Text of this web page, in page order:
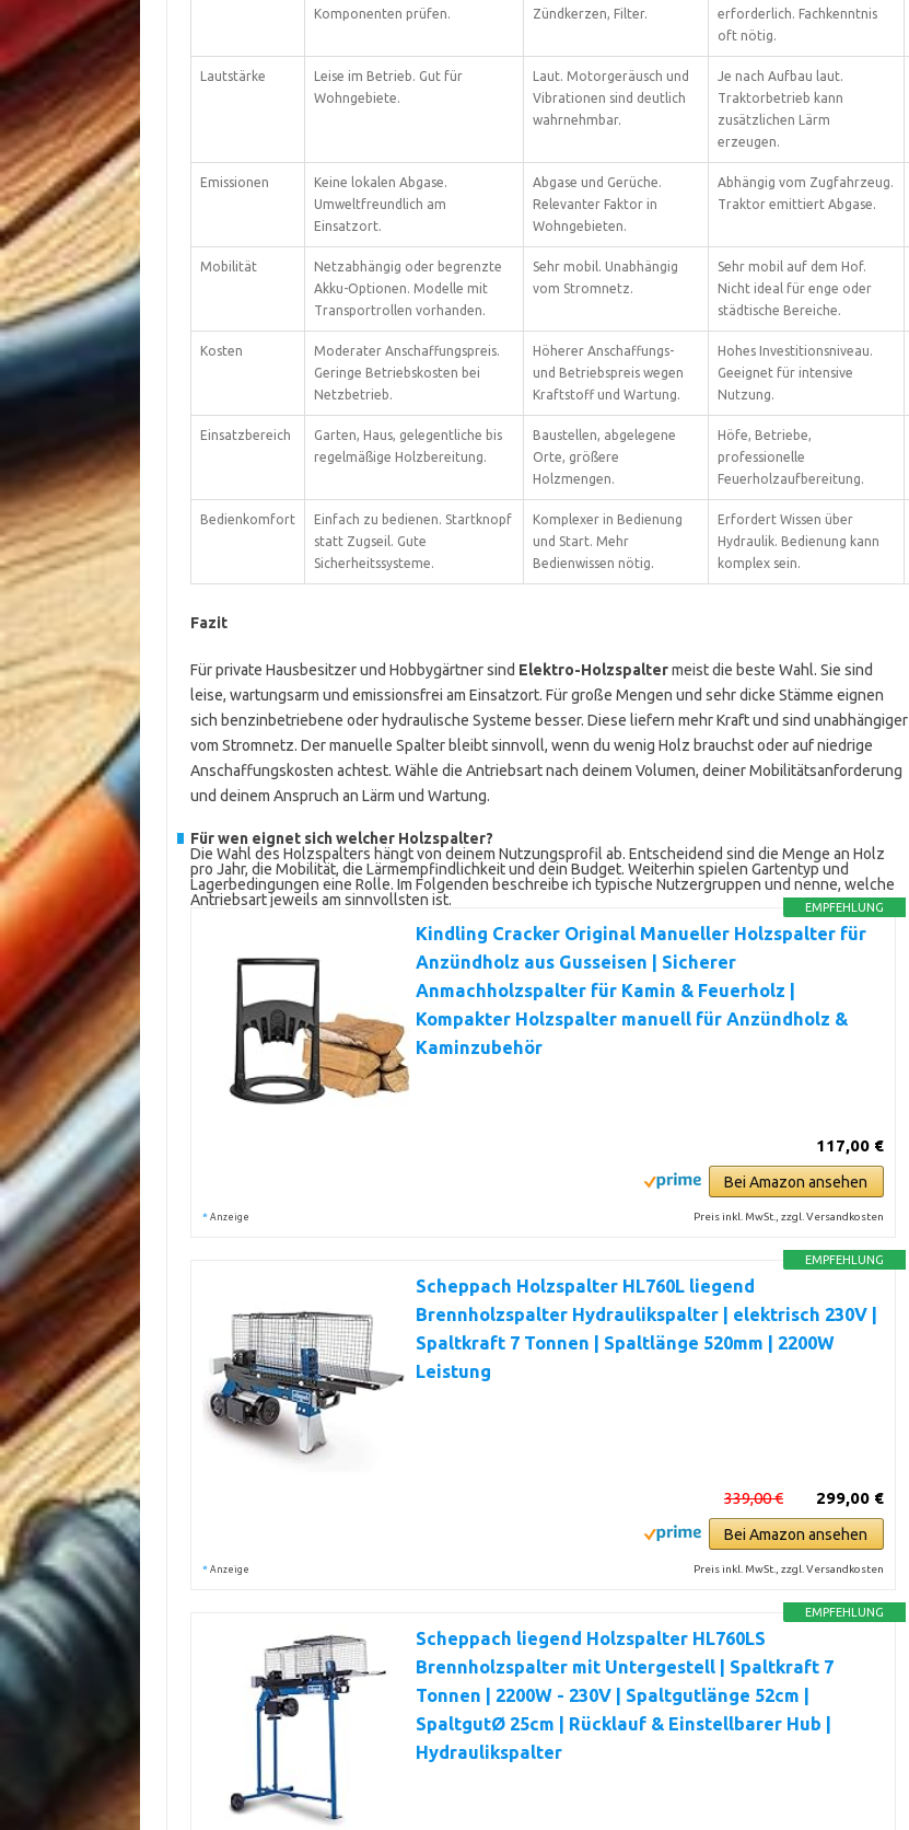
Komponenten prüfen.
Zündkerzen, Filter.
erforderlich. Fachkenntnis
oft nötig.
Lautstärke
Leise im Betrieb. Gut für
Wohngebiete.
Laut. Motorgeräusch und
Vibrationen sind deutlich
wahrnehmbar.
Je nach Aufbau laut.
Traktorbetrieb kann
zusätzlichen Lärm
erzeugen.
Emissionen
Keine lokalen Abgase.
Umweltfreundlich am
Einsatzort.
Abgase und Gerüche.
Relevanter Faktor in
Wohngebieten.
Abhängig vom Zugfahrzeug.
Traktor emittiert Abgase.
Mobilität
Netzabhängig oder begrenzte
Akku-Optionen. Modelle mit
Transportrollen vorhanden.
Sehr mobil. Unabhängig
vom Stromnetz.
Sehr mobil auf dem Hof.
Nicht ideal für enge oder
städtische Bereiche.
Kosten
Moderater Anschaffungspreis.
Geringe Betriebskosten bei
Netzbetrieb.
Höherer Anschaffungs-
und Betriebspreis wegen
Kraftstoff und Wartung.
Hohes Investitionsniveau.
Geeignet für intensive
Nutzung.
Einsatzbereich
Garten, Haus, gelegentliche bis
regelmäßige Holzbereitung.
Baustellen, abgelegene
Orte, größere
Holzmengen.
Höfe, Betriebe,
professionelle
Feuerholzaufbereitung.
Bedienkomfort
Einfach zu bedienen. Startknopf
statt Zugseil. Gute
Sicherheitssysteme.
Komplexer in Bedienung
und Start. Mehr
Bedienwissen nötig.
Erfordert Wissen über
Hydraulik. Bedienung kann
komplex sein.
Fazit
Für private Hausbesitzer und Hobbygärtner sind Elektro-Holzspaltermeist die beste Wahl. Sie sind
leise, wartungsarm und emissionsfrei am Einsatzort. Für große Mengen und sehr dicke Stämme eignen
sich benzinbetriebene oder hydraulische Systeme besser. Diese liefern mehr Kraft und sind unabhängiger
vom Stromnetz. Der manuelle Spalter bleibt sinnvoll, wenn du wenig Holz brauchst oder auf niedrige
Anschaffungskosten achtest. Wähle die Antriebsart nach deinem Volumen, deiner Mobilitätsanforderung
und deinem Anspruch an Lärm und Wartung.
Für wen eignet sich welcher Holzspalter?
Die Wahl des Holzspalters hängt von deinem Nutzungsprofil ab. Entscheidend sind die Menge an Holz
pro Jahr, die Mobilität, die Lärmempfindlichkeit und dein Budget. Weiterhin spielen Gartentyp und
Lagerbedingungen eine Rolle. Im Folgenden beschreibe ich typische Nutzergruppen und nenne, welche
Antriebsart jeweils am sinnvollsten ist.
EMPFEHLUNG
Kindling Cracker Original Manueller Holzspalter für
Anzündholz aus Gusseisen | Sicherer
Anmachholzspalter für Kamin & Feuerholz |
Kompakter Holzspalter manuell für Anzündholz &
Kaminzubehör
117,00 €
Bei Amazon ansehen
* Anzeige Preis inkl. MwSt., zzgl. Versandkosten
EMPFEHLUNG
Scheppach Holzspalter HL760L liegend
Brennholzspalter Hydraulikspalter | elektrisch 230V |
Spaltkraft 7 Tonnen | Spaltlänge 520mm | 2200W
Leistung
299,00 €
339,00 €
Bei Amazon ansehen
* Anzeige Preis inkl. MwSt., zzgl. Versandkosten
EMPFEHLUNG
Scheppach liegend Holzspalter HL760LS
Brennholzspalter mit Untergestell | Spaltkraft 7
Tonnen | 2200W - 230V | Spaltgutlänge 52cm |
SpaltgutØ 25cm | Rücklauf & Einstellbarer Hub |
Hydraulikspalter